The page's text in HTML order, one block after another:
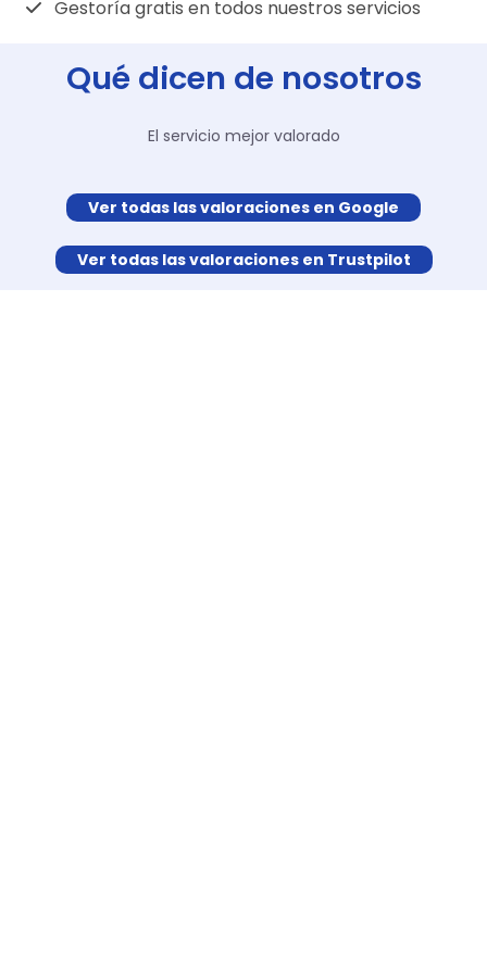
Gestoría gratis en todos nuestros servicios
Qué dicen de nosotros
El servicio mejor valorado
Ver todas las valoraciones en Google
Ver todas las valoraciones en Trustpilot